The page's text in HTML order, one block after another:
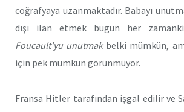
coğrafyaya uzanmaktadır. Babayı
dışı ilan etmek bugün her
Foucault’yu unutmakbelki mümkün,
için pek mümkün görünmüyor.
Fransa Hitler tarafından işgal edilir ve